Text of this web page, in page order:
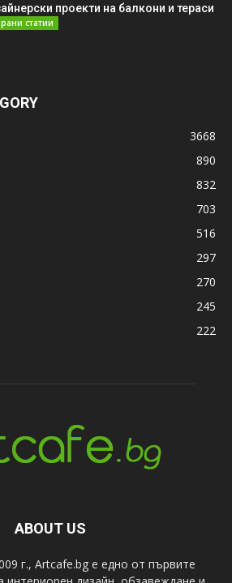
проекти на балкони и тераси
статии
3668
890
832
703
516
297
270
245
222
ABOUT US
г., Artcafe.bg е едно от първите